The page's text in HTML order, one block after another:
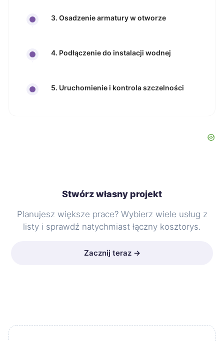
3. Osadzenie armatury w otworze
4. Podłączenie do instalacji wodnej
5. Uruchomienie i kontrola szczelności
Stwórz własny projekt
Planujesz większe prace? Wybierz wiele usług z
listy i sprawdź natychmiast łączny kosztorys.
Zacznij teraz →